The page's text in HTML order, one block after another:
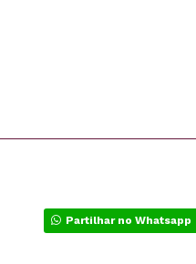
Partilhar no Whatsapp